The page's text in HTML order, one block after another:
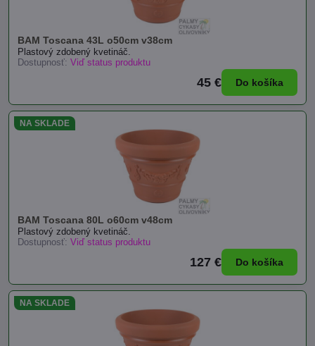
BAM Toscana 43L o50cm v38cm
Plastový zdobený kvetináč.
Dostupnosť: Viď status produktu
45 € Do košíka
BAM Toscana 80L o60cm v48cm
NA SKLADE
Plastový zdobený kvetináč.
Dostupnosť: Viď status produktu
127 € Do košíka
NA SKLADE